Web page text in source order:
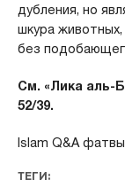
дубления, но
шкура
без
См. «Лика аль-
52/39.
Islam Q&A
ТЕГИ: